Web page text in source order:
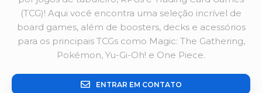
(TCG)! Aqui você encontra uma seleção incrível de
board games, além de boosters, decks e acessórios
para os principais TCGs como Magic: The Gathering,
Pokémon, Yu-Gi-Oh! e One Piece.
ENTRAR EM CONTATO